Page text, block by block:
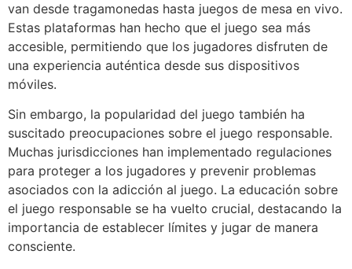
van desde tragamonedas hasta juegos de mesa en vivo.
Estas plataformas han hecho que el juego sea más
accesible, permitiendo que los jugadores disfruten de
una experiencia auténtica desde sus dispositivos
móviles.
Sin embargo, la popularidad del juego también ha
suscitado preocupaciones sobre el juego responsable.
Muchas jurisdicciones han implementado regulaciones
para proteger a los jugadores y prevenir problemas
asociados con la adicción al juego. La educación sobre
el juego responsable se ha vuelto crucial, destacando la
importancia de establecer límites y jugar de manera
consciente.